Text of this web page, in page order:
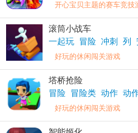
开心宝贝主题的赛车竞技
滚筒小战车
一起玩 冒险 冲刺 列
好玩的休闲闯关游戏
塔桥抢险
冒险 冒险类 动作 动
好玩的休闲闯关游戏